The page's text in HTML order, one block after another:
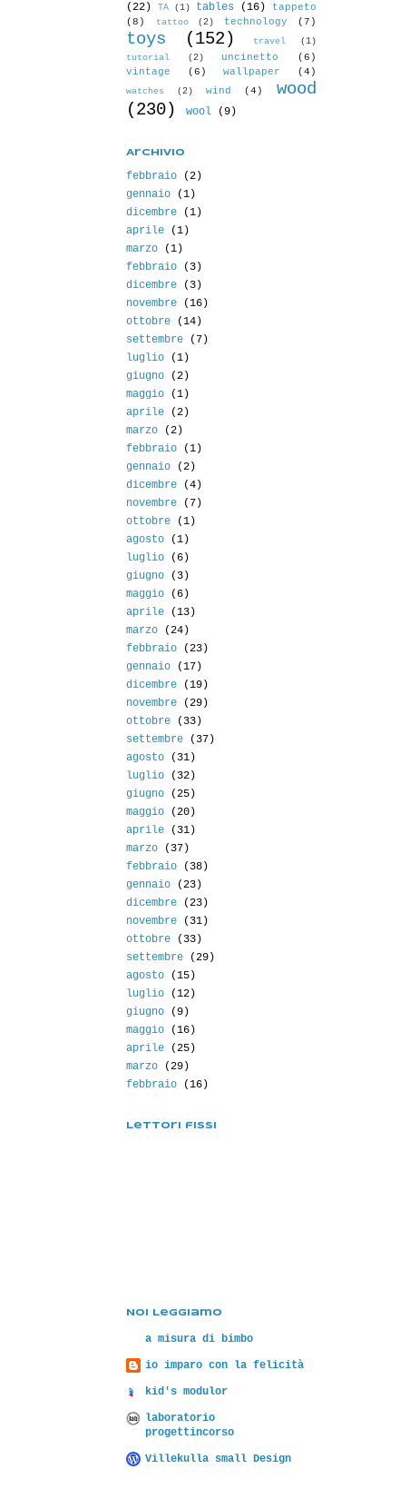
(22)
TA (1) tables (16)
tappeto
(8)
tattoo (2) technology (7)
toys (152) travel
(1)
tutorial
(2) uncinetto
(6)
vintage
(6) wallpaper (4)
watches (2) wind (4)
wood
(230)
wool (9)
Archivio
febbraio (2)
gennaio (1)
dicembre (1)
aprile (1)
marzo (1)
febbraio (3)
dicembre (3)
novembre (16)
ottobre (14)
settembre (7)
luglio (1)
giugno (2)
maggio (1)
aprile (2)
marzo (2)
febbraio (1)
gennaio (2)
dicembre (4)
novembre (7)
ottobre (1)
agosto (1)
luglio (6)
giugno (3)
maggio (6)
aprile (13)
marzo (24)
febbraio (23)
gennaio (17)
dicembre (19)
novembre (29)
ottobre (33)
settembre (37)
agosto (31)
luglio (32)
giugno (25)
maggio (20)
aprile (31)
marzo (37)
febbraio (38)
gennaio (23)
dicembre (23)
novembre (31)
ottobre (33)
settembre (29)
agosto (15)
luglio (12)
giugno (9)
maggio (16)
aprile (25)
marzo (29)
febbraio (16)
Lettori fissi
Noi Leggiamo
a misura di bimbo
io imparo con la felicità
kid's modulor
laboratorio
progettincorso
Villekulla small Design